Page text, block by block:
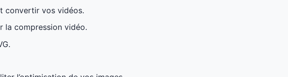
convertir vos vidéos.
la compression vidéo.